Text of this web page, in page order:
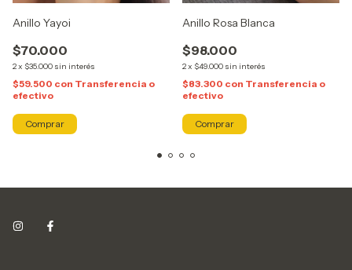
Anillo Yayoi
$70.000
2x $35.000 sin interés
$59.500 con Transferencia o
efectivo
Comprar
Anillo Rosa Blanca
$98.000
2x $49.000 sin interés
$83.300 con Transferencia o
efectivo
Comprar